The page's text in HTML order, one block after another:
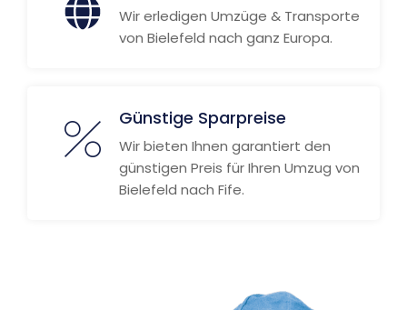
Wir erledigen Umzüge & Transporte
von Bielefeld nach ganz Europa.
Günstige Sparpreise
Wir bieten Ihnen garantiert den
günstigen Preis für Ihren Umzug von
Bielefeld nach Fife.